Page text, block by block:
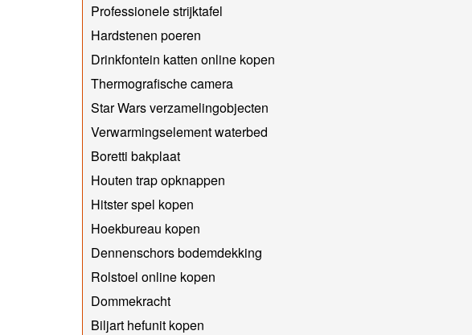
Professionele strijktafel
Hardstenen poeren
Drinkfontein katten online kopen
Thermografische camera
Star Wars verzamelingobjecten
Verwarmingselement waterbed
Boretti bakplaat
Houten trap opknappen
Hitster spel kopen
Hoekbureau kopen
Dennenschors bodemdekking
Rolstoel online kopen
Dommekracht
Biljart hefunit kopen